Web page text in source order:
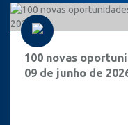
100 novas
09 de junho de